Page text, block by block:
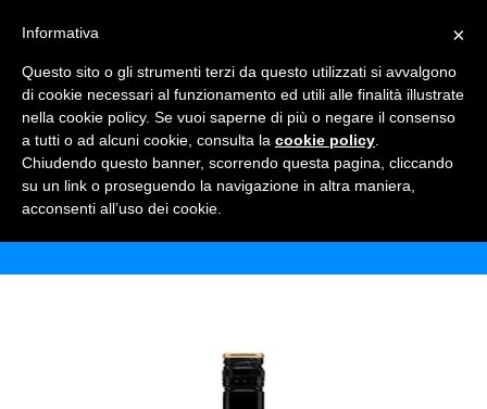
BAILEYS CHOCOLAT
Home Shop Alcolici
×
Informativa
Questo sito o gli strumenti terzi da questo utilizzati si avvalgono
di cookie necessari al funzionamento ed utili alle finalità illustrate
nella cookie policy. Se vuoi saperne di più o negare il consenso
a tutti o ad alcuni cookie, consulta la cookie policy
Chiudendo questo banner, scorrendo questa pagina, cliccando
su un link o proseguendo la navigazione in altra maniera,
acconsenti all’uso dei cookie.